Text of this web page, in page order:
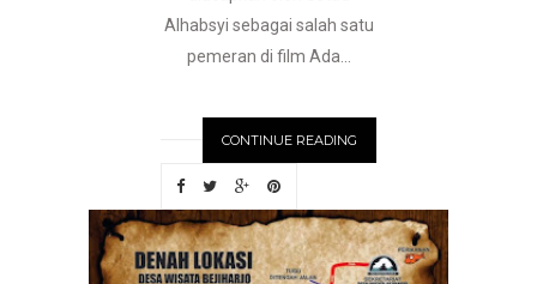
Alhabsyi sebagai salah satu
pemeran di film Ada...
CONTINUE READING